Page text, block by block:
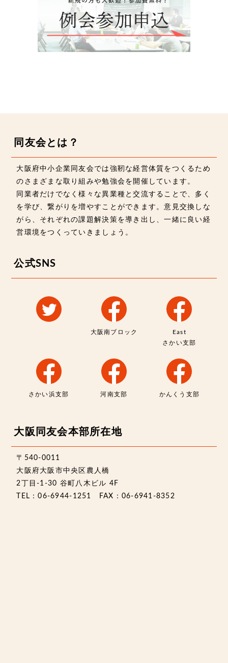
同友会とは？
大阪府中小企業同友会では強靭な経営体質をつくるため
のさまざまな取り組みや勉強会を開催しています。
同業者だけでなく様々な異業種と交流することで、多く
を学び、繋がりを増やすことができます。意見交換しな
がら、それぞれの課題解決策を導き出し、一緒に良い経
営環境をつくっていきましょう。
公式SNS
大阪南ブロック
East
さかい支部
さかい浜支部 河南支部 かんくう支部
大阪同友会本部所在地
〒540-0011
大阪府大阪市中央区農人橋
2丁目-1-30 谷町八木ビル 4F
TEL：06-6944-1251 FAX：06-6941-8352